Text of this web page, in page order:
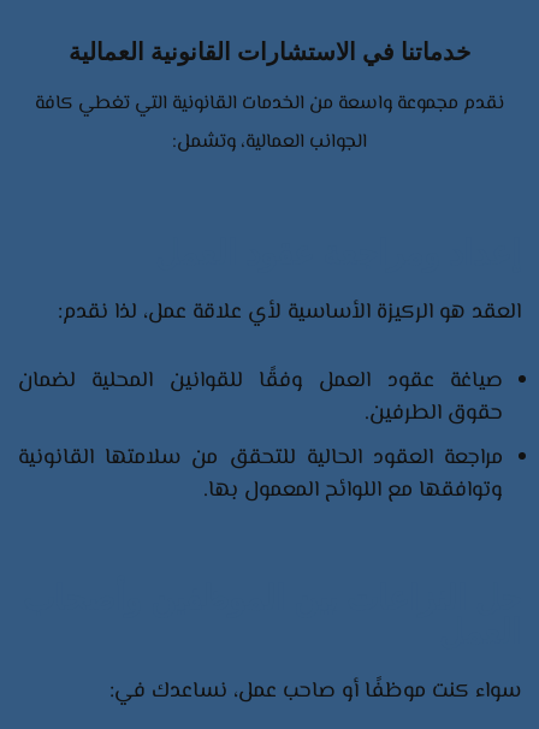
خدماتنا في الاستشارات القانونية العمالية
نقدم مجموعة واسعة من الخدمات القانونية التي تغطي كافة
الجوانب العمالية، وتشمل:​
العقد هو الركيزة الأساسية لأي علاقة عمل، لذا نقدم:​
صياغة عقود العمل وفقًا للقوانين المحلية لضمان
حقوق الطرفين.​
مراجعة العقود الحالية للتحقق من سلامتها القانونية
وتوافقها مع اللوائح المعمول بها.​
سواء كنت موظفًا أو صاحب عمل، نساعدك في:​